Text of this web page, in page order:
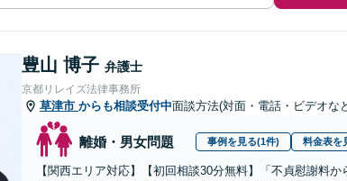
豊山 博子 弁護士
京都リレイズ法律事務所
草津市 からも相談受付中面談方法(対面・電話・ビデオな
離婚・男女問題 事例を見る(1件) 料金表を
【関西エリア対応】【初回相談30分無料】「不貞慰謝料